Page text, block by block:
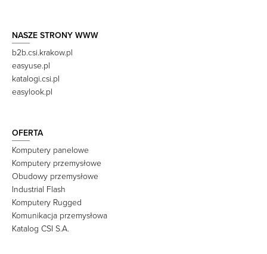
NASZE STRONY WWW
b2b.csi.krakow.pl
easyuse.pl
katalogi.csi.pl
easylook.pl
OFERTA
Komputery panelowe
Komputery przemysłowe
Obudowy przemysłowe
Industrial Flash
Komputery Rugged
Komunikacja przemysłowa
Katalog CSI S.A.